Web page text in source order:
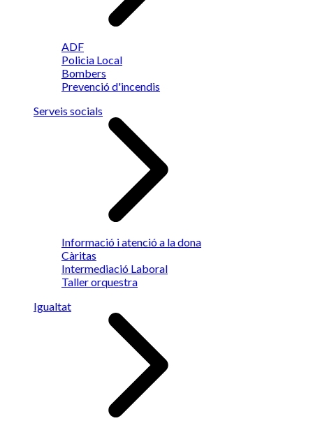
ADF
Policia Local
Bombers
Prevenció d'incendis
Serveis socials
Informació i atenció a la dona
Càritas
Intermediació Laboral
Taller orquestra
Igualtat